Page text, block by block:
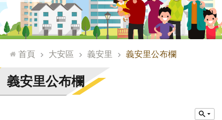
台
通
臺
北
市
首頁 大安區 義安里 義安里公布欄
義安里公布欄